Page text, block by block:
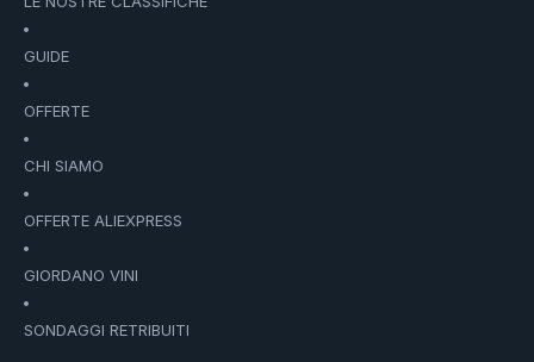
GUIDE
OFFERTE
CHI SIAMO
OFFERTE ALIEXPRESS
GIORDANO VINI
SONDAGGI RETRIBUITI